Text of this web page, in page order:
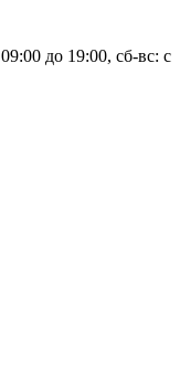
09:00 до 19:00, сб-вс: с